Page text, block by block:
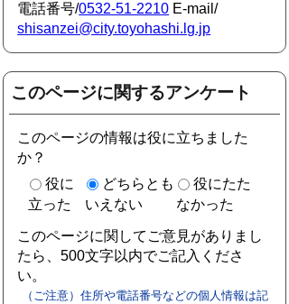
電話番号/0532-51-2210 E-mail/
shisanzei@city.toyohashi.lg.jp
このページに関するアンケート
このページの情報は役に立ちました
か？
役に
立った
どちらとも
いえない
役にたた
なかった
このページに関してご意見がありまし
たら、500文字以内でご記入くださ
い。
（ご注意）住所や電話番号などの個人情報は記